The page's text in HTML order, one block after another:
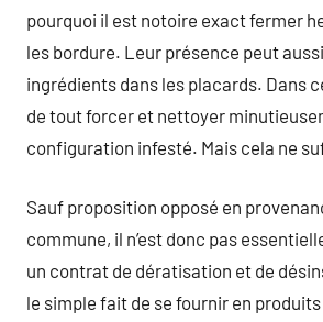
pourquoi il est notoire exact fermer
les bordure. Leur présence peut
ingrédients dans les placards. Dans
de tout forcer et nettoyer
configuration infesté. Mais cela ne
Sauf proposition opposé en
commune, il n’est donc pas
un contrat de dératisation et de
le simple fait de se fournir en produits